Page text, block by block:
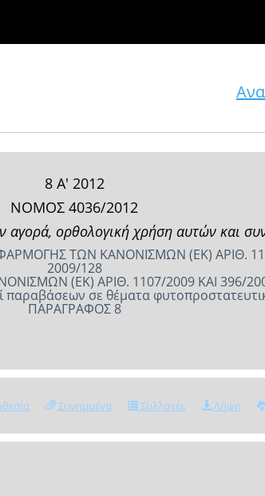
8 Α' 2012
ΝΟΜΟΣ 4036/2012
ορθολογική χρήση αυτών και
TΩΝ ΚΑΝΟΝΙΣΜΩΝ (ΕΚ) ΑΡΙΘ.
2009/128
(ΕΚ) ΑΡΙΘ. 1107/2009 ΚΑΙ 396/
παραβάσεων σε θέματα
ΠΑΡΑΓΡΑΦΟΣ 8
Συνημμένα Συλλογές Λήψη